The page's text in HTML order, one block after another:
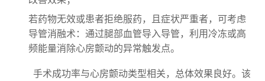
若药物无效或患者拒绝服药，且症状严重者，可考虑
导管消融术：通过腿部血管导入导管，利用冷冻或高
频能量消除心房颤动的异常触发点。
手术成功率与心房颤动类型相关，总体效果良好。该